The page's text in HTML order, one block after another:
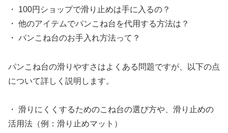
・ 100円ショップで滑り止めは手に入るの？
・ 他のアイテムでパンこね台を代用する方法は？
・ パンこね台のお手入れ方法って？
パンこね台の滑りやすさはよくある問題ですが、以下の点
について詳しく説明します。
・ 滑りにくくするためのこね台の選び方や、滑り止めの
活用法（例：滑り止めマット）